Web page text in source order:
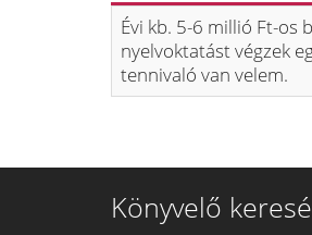
Évi kb. 5-6 millió Ft-os
nyelvoktatást végzek
tennivaló van velem.
Könyvelő